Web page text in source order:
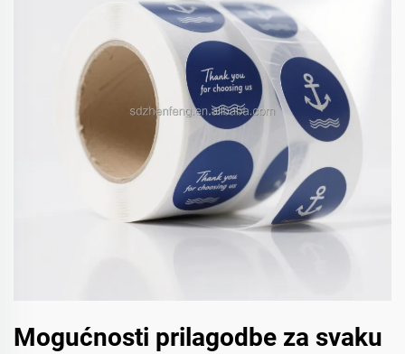
Mogućnosti prilagodbe za svaku